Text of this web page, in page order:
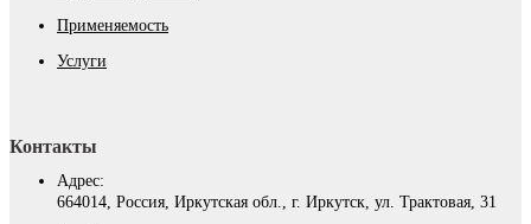
Применяемость
Услуги
Контакты
Адрес:
664014, Россия, Иркутская обл., г. Иркутск, ул. Трактовая, 31